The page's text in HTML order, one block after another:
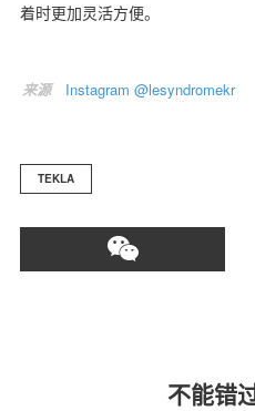
着时更加灵活方便。
来源 Instagram @lesyndromekr
TEKLA
不能错